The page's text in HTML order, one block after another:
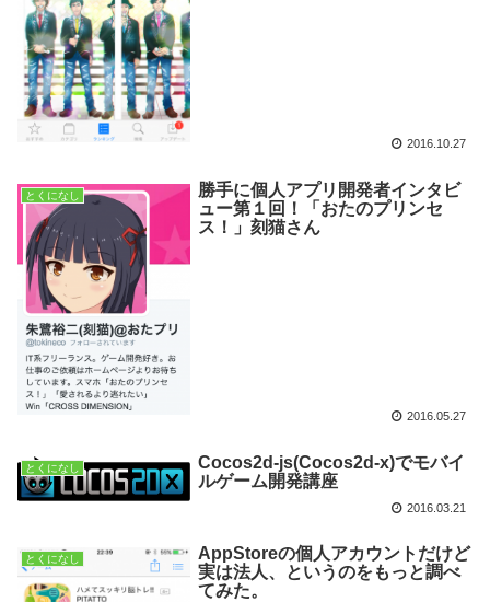
2016.10.27
とくになし
勝手に個人アプリ開発者インタビ
ュー第１回！「おたのプリンセ
ス！」刻猫さん
2016.05.27
とくになし
Cocos2d-js(Cocos2d-x)でモバイ
ルゲーム開発講座
2016.03.21
とくになし
AppStoreの個人アカウントだけど
実は法人、というのをもっと調べ
てみた。